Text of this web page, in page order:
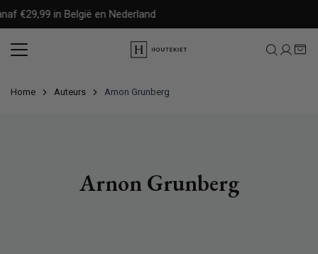
naar
content
€29,99 in België en Nederland
Home Auteurs Arnon Grunberg
Arnon Grunberg